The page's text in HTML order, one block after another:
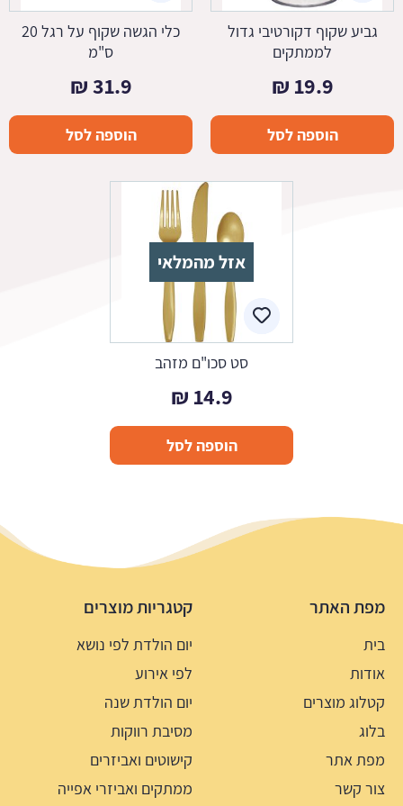
גביע שקוף דקורטיבי גדול
לממתקים
19.9
₪
הוספה לסל
כלי הגשה שקוף על רגל 20
ס"מ
31.9
₪
הוספה לסל
אזל מהמלאי
סט סכו"ם מזהב
14.9
₪
הוספה לסל
מפת האתר
בית
אודות
קטלוג מוצרים
בלוג
מפת אתר
צור קשר
קטגריות מוצרים
יום הולדת לפי נושא
לפי אירוע
יום הולדת שנה
מסיבת רווקות
קישוטים ואביזרים
ממתקים ואביזרי אפייה